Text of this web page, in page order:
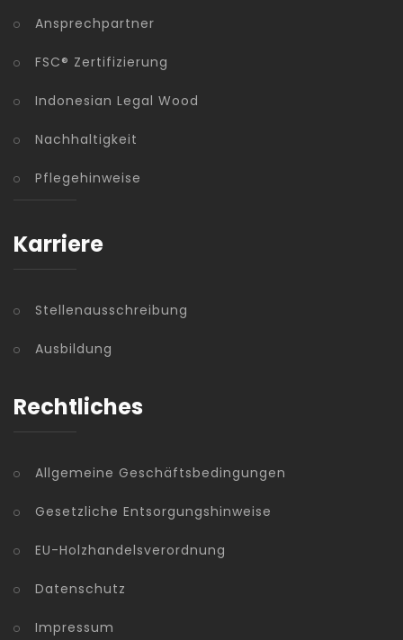
Ansprechpartner
FSC® Zertifizierung
Indonesian Legal Wood
Nachhaltigkeit
Pflegehinweise
Karriere
Stellenausschreibung
Ausbildung
Rechtliches
Allgemeine Geschäftsbedingungen
Gesetzliche Entsorgungshinweise
EU-Holzhandelsverordnung
Datenschutz
Impressum